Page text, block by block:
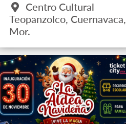
Centro Cultural
Teopanzolco, Cuernavaca,
Mor.